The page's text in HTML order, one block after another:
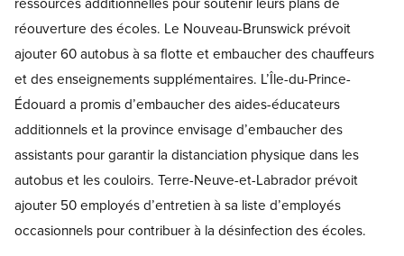
réouverture des écoles. Le Nouveau-Brunswick prévoit
ajouter 60 autobus à sa flotte et embaucher des chauffeurs
et des enseignements supplémentaires. L’Île-du-Prince-
Édouard a promis d’embaucher des aides-éducateurs
additionnels et la province envisage d’embaucher des
assistants pour garantir la distanciation physique dans les
autobus et les couloirs. Terre-Neuve-et-Labrador prévoit
ajouter 50 employés d’entretien à sa liste d’employés
occasionnels pour contribuer à la désinfection des écoles.